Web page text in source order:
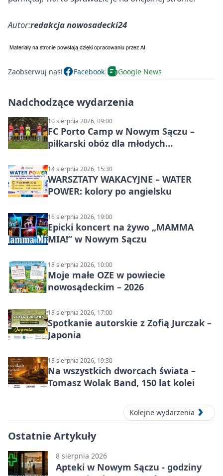
Autor:redakcja nowosadecki24
Zaobserwuj nas! Facebook Google News
Nadchodzące wydarzenia
10 sierpnia 2026, 09:00
FC Porto Camp w Nowym Sączu –
piłkarski obóz dla młodych
14 sierpnia 2026, 15:30
WARSZTATY WAKACYJNE – WATER
POWER: kolory po angielsku
16 sierpnia 2026, 19:00
Epicki koncert na żywo „MAMMA
MIA!” w Nowym Sączu
18 sierpnia 2026, 10:00
Moje małe OZE w powiecie
nowosądeckim – 2026
18 sierpnia 2026, 17:00
Spotkanie autorskie z Zofią Jurczak –
Japonia
18 sierpnia 2026, 19:30
Na wszystkich dworcach świata –
Tomasz Wolak Band, 150 lat kolei
Kolejne wydarzenia
Ostatnie Artykuły
8 sierpnia 2026
Apteki w Nowym Sączu - godziny